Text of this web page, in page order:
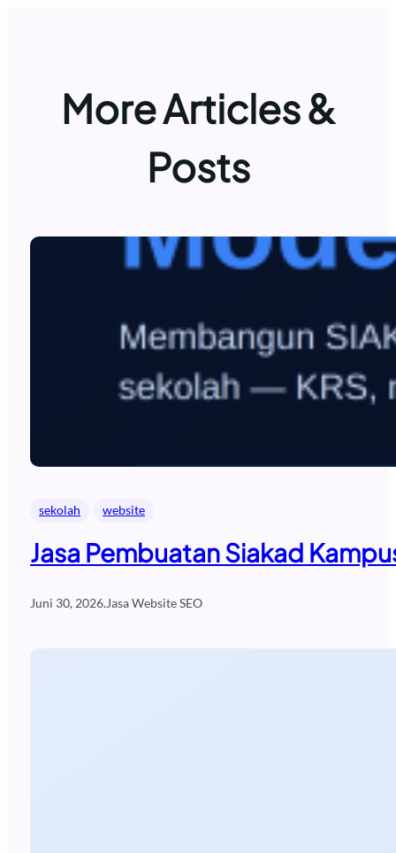
More Articles &
Posts
sekolah website
Jasa Pembuatan Siakad
Juni 30, 2026.Jasa Website SEO